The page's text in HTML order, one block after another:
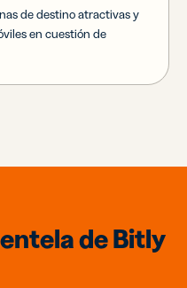
de destino atractivas y
en cuestión de
de Bitly